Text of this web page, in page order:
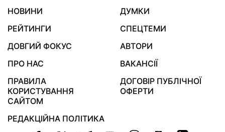
НОВИНИ
ДУМКИ
РЕЙТИНГИ
СПЕЦТЕМИ
ДОВГИЙ ФОКУС
АВТОРИ
ПРО НАС
ВАКАНСІЇ
ПРАВИЛА
КОРИСТУВАННЯ
САЙТОМ
ДОГОВІР ПУБЛІЧНОЇ
ОФЕРТИ
РЕДАКЦІЙНА ПОЛІТИКА